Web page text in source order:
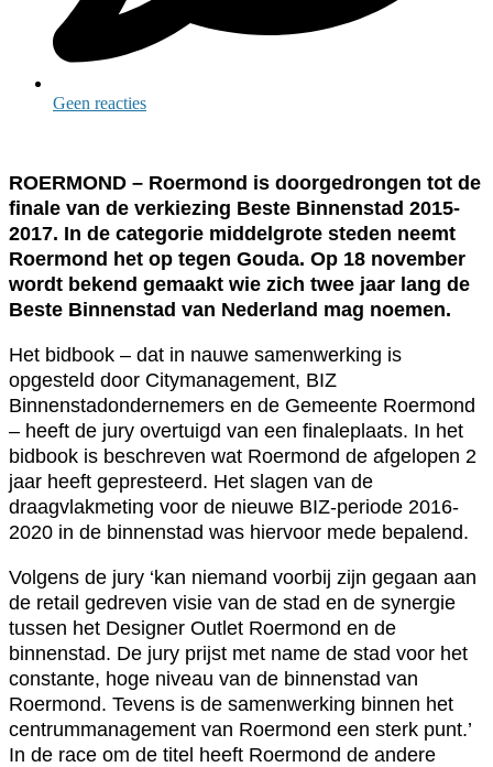
Geen reacties
ROERMOND – Roermond is doorgedrongen tot de
finale van de verkiezing Beste Binnenstad 2015-
2017. In de categorie middelgrote steden neemt
Roermond het op tegen Gouda. Op 18 november
wordt bekend gemaakt wie zich twee jaar lang de
Beste Binnenstad van Nederland mag noemen.
Het bidbook – dat in nauwe samenwerking is
opgesteld door Citymanagement, BIZ
Binnenstadondernemers en de Gemeente Roermond
– heeft de jury overtuigd van een finaleplaats. In het
bidbook is beschreven wat Roermond de afgelopen 2
jaar heeft gepresteerd. Het slagen van de
draagvlakmeting voor de nieuwe BIZ-periode 2016-
2020 in de binnenstad was hiervoor mede bepalend.
Volgens de jury ‘kan niemand voorbij zijn gegaan aan
de retail gedreven visie van de stad en de synergie
tussen het Designer Outlet Roermond en de
binnenstad. De jury prijst met name de stad voor het
constante, hoge niveau van de binnenstad van
Roermond. Tevens is de samenwerking binnen het
centrummanagement van Roermond een sterk punt.’
In de race om de titel heeft Roermond de andere